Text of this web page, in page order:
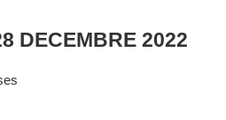
DECEMBRE 2022